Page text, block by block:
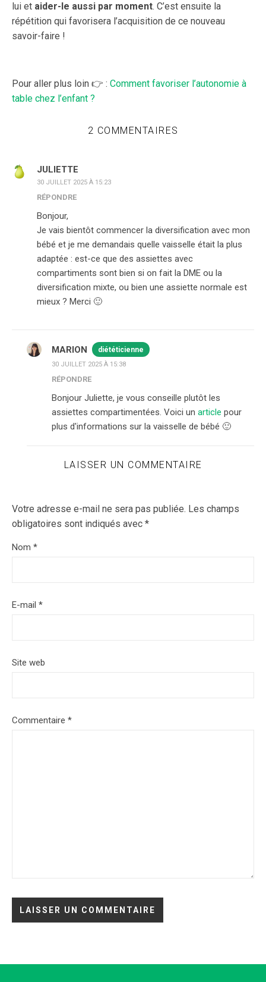
lui et aider-le aussi par moment. C’est ensuite la
répétition qui favorisera l’acquisition de ce nouveau
savoir-faire !
Pour aller plus loin 👉 : Comment favoriser l’autonomie à
table chez l’enfant ?
2 COMMENTAIRES
JULIETTE
30 JUILLET 2025 À 15:23
RÉPONDRE
Bonjour,
Je vais bientôt commencer la diversification avec mon
bébé et je me demandais quelle vaisselle était la plus
adaptée : est-ce que des assiettes avec
compartiments sont bien si on fait la DME ou la
diversification mixte, ou bien une assiette normale est
mieux ? Merci 🙂
MARION diététicienne
30 JUILLET 2025 À 15:38
RÉPONDRE
Bonjour Juliette, je vous conseille plutôt les
assiettes compartimentées. Voici un article pour
plus d'informations sur la vaisselle de bébé 🙂
LAISSER UN COMMENTAIRE
Votre adresse e-mail ne sera pas publiée. Les champs
obligatoires sont indiqués avec *
Nom *
E-mail *
Site web
Commentaire *